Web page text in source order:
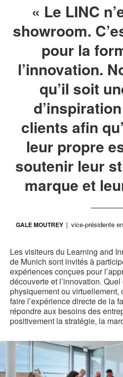
« Le LINC
showroom.
pour la
l’innovation.
qu’il soit
clients afin
leur propre
soutenir leur
marque et
GALE MOUTREY vice-présidente
Les visiteurs du Learning and
de Munich sont invités à
expériences conçues pour
découverte et l’innovation.
physiquement ou virtuellement,
faire l’expérience directe de la
répondre aux besoins des
positivement la stratégie, la